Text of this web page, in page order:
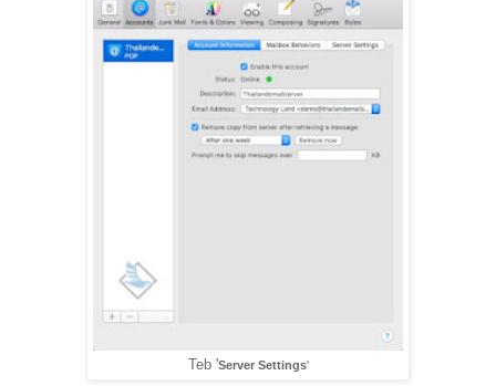
Teb 'Server Settings'